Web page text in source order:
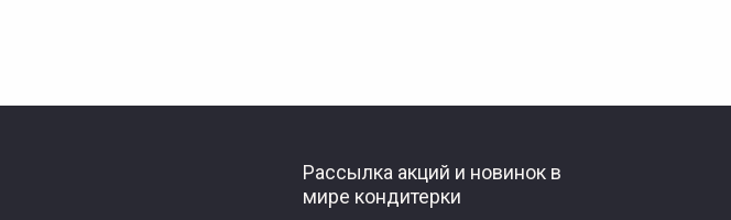
Рассылка акций и новинок в
мире кондитерки